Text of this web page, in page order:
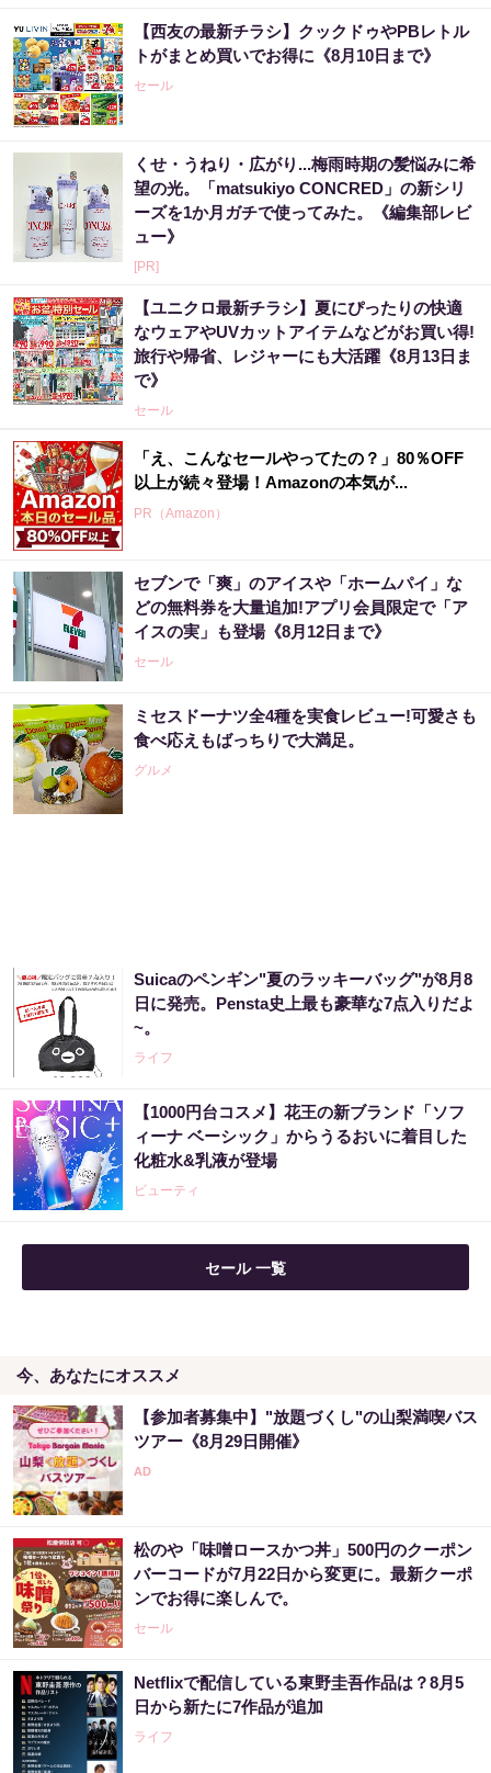
【西友の最新チラシ】クックドゥやPBレトル
トがまとめ買いでお得に《8月10日まで》
セール
くせ・うねり・広がり...梅雨時期の髪悩みに希
望の光。「matsukiyo CONCRED」の新シリ
ーズを1か月ガチで使ってみた。《編集部レビ
ュー》
[PR]
【ユニクロ最新チラシ】夏にぴったりの快適
なウェアやUVカットアイテムなどがお買い得!
旅行や帰省、レジャーにも大活躍《8月13日ま
で》
セール
「え、こんなセールやってたの？」80％OFF
以上が続々登場！Amazonの本気が...
PR（Amazon）
【宝くじの裏技】当たる側に回るか、このま
まか
PR（合同会社デジタルファーム ）
宝くじ当たる人だけが気づいている違い
PR（合同会社デジタルファーム ）
Amazon今日も見逃せない！80%OFF以上が
続々登場
PR（Amazon）
アマゾン1位「このお茶ガチです」噂のお茶
PR（ハーブ健康本舗）
セブンで「爽」のアイスや「ホームパイ」な
どの無料券を大量追加!アプリ会員限定で「ア
イスの実」も登場《8月12日まで》
セール
ミセスドーナツ全4種を実食レビュー!可愛さも
食べ応えもばっちりで大満足。
グルメ
Suicaのペンギン"夏のラッキーバッグ"が8月8
日に発売。Pensta史上最も豪華な7点入りだよ
~。
ライフ
【1000円台コスメ】花王の新ブランド「ソフ
ィーナ ベーシック」からうるおいに着目した
化粧水&乳液が登場
ビューティ
セール 一覧
今、あなたにオススメ
【参加者募集中】"放題づくし"の山梨満喫バス
ツアー《8月29日開催》
松のや「味噌ロースかつ丼」500円のクーポン
バーコードが7月22日から変更に。最新クーポ
ンでお得に楽しんで。
セール
Netflixで配信している東野圭吾作品は？8月5
日から新たに7作品が追加
ライフ